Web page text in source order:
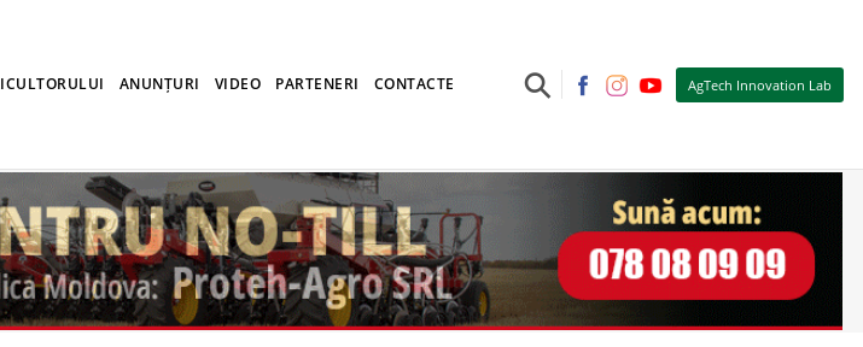
ANUNȚURI VIDEO PARTENERI CONTACTE ⚲ AgTech Innovation Lab